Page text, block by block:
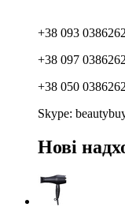
+38 093 0386262
+38 097 0386262
+38 050 0386262
Skype:
Нові